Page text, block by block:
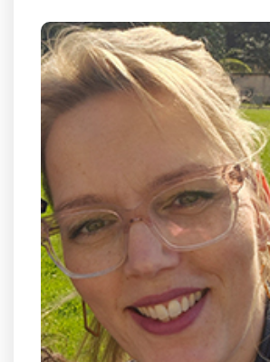
Jolanda
Operationeel
Lees meer